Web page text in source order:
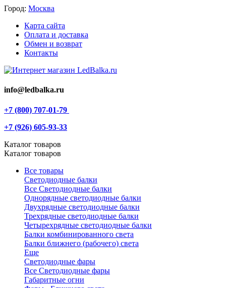
Город: Москва
Карта сайта
Оплата и доставка
Обмен и возврат
Контакты
info@ledbalka.ru
+7 (800) 707-01-79
+7 (926) 605-93-33
Каталог товаров
Каталог товаров
Все товары
Светодиодные балки
Все Светодиодные балки
Однорядные светодиодные балки
Двухрядные светодиодные балки
Трехрядные светодиодные балки
Четырехрядные светодиодные балки
Балки комбинированного света
Балки ближнего (рабочего) света
Еще
Светодиодные фары
Все Светодиодные фары
Габаритные огни